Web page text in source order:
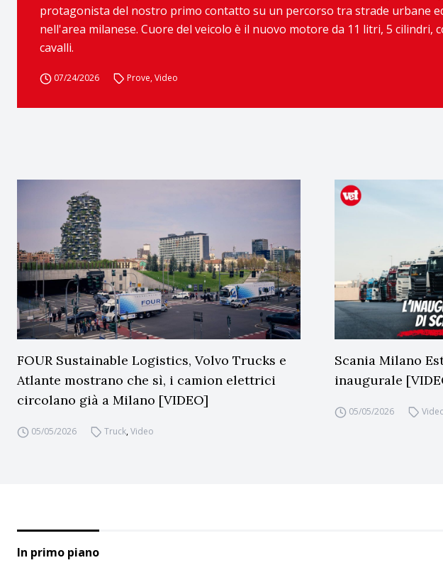
protagonista del nostro primo contatto su un percorso tra strade urbane
nell'area milanese. Cuore del veicolo è il nuovo motore da 11 litri, 5 cilindri,
cavalli.
07/24/2026 Prove,Video
FOUR Sustainable Logistics, Volvo Trucks e
Atlante mostrano che sì, i camion elettrici
circolano già a Milano [VIDEO]
05/05/2026 Truck,Video
Scania Milano
inaugurale
05/05/2026
In primo piano